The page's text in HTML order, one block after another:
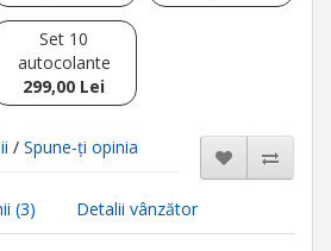
Set 10
autocolante
299,00 Lei
/ Spune-ţi opinia
(3) Detalii vânzător